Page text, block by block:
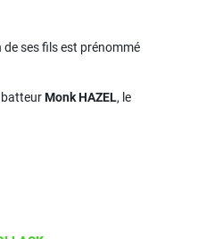
ses fils est prénommé
batteurMonk HAZEL, le